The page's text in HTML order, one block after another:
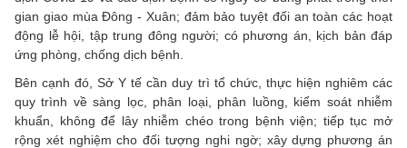
gian giao mùa Đông - Xuân; đảm bảo tuyệt đối an toàn các hoạt
động lễ hội, tập trung đông người; có phương án, kịch bản đáp
ứng phòng, chống dịch bệnh.
Bên cạnh đó, Sở Y tế cần duy trì tổ chức, thực hiện nghiêm các
quy trình về sàng lọc, phân loại, phân luồng, kiểm soát nhiễm
khuẩn, không để lây nhiễm chéo trong bệnh viện; tiếp tục mở
rộng xét nghiệm cho đối tượng nghi ngờ; xây dựng phương án